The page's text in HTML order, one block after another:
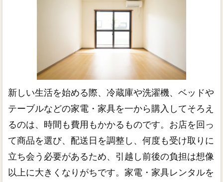
新しい生活を始める際、冷蔵庫や洗濯機、ベッドや
テーブルなどの家電・家具を一から購入してそろえ
るのは、時間も費用もかかるものです。お店を回っ
て商品を選び、配送日を調整し、何度も受け取りに
立ち会う必要があるため、引越し前後の負担は想像
以上に大きくなりがちです。家電・家具レンタルを